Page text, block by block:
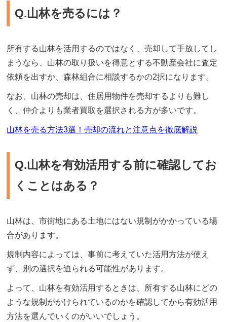
Q.山林を売るには？
所有する山林を活用するのではなく、売却して手放してし
まうなら、山林の取り扱いを得意とする不動産会社に査定
依頼を出すか、森林組合に相談するかの2択になります。
なお、山林の売却は、住居用物件を売却するよりも難し
く、仲介よりも業者買取を選択される方が多いです。
山林を売る方法3選！売却の流れと注意点を徹底解説
Q.山林を有効活用する前に確認してお
くことはある？
山林は、市街地にある土地にはない規制がかかっている場
合があります。
規制内容によっては、事前に考えていた活用方法が使え
ず、別の選択を迫られる可能性があります。
よって、山林を有効活用するときは、所有する山林にどの
ような規制がかけられているのかを確認してから有効活用
方法を選んでいくのがいいでしょう。